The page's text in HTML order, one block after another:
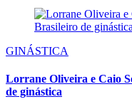
GINÁSTICA
Lorrane Oliveira e Caio
de ginástica